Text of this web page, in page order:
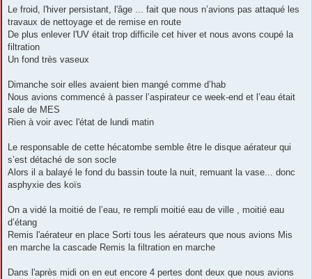
Le froid, l'hiver persistant, l'âge ... fait que nous n’avions pas attaqué les
travaux de nettoyage et de remise en route
De plus enlever l'UV était trop difficile cet hiver et nous avons coupé la
filtration
Un fond très vaseux
Dimanche soir elles avaient bien mangé comme d’hab
Nous avions commencé à passer l’aspirateur ce week-end et l’eau était
sale de MES
Rien à voir avec l'état de lundi matin
Le responsable de cette hécatombe semble être le disque aérateur qui
s’est détaché de son socle
Alors il a balayé le fond du bassin toute la nuit, remuant la vase... donc
asphyxie des koïs
On a vidé la moitié de l’eau, re rempli moitié eau de ville , moitié eau
d’étang
Remis l'aérateur en place Sorti tous les aérateurs que nous avions Mis
en marche la cascade Remis la filtration en marche
Dans l'après midi on en eut encore 4 pertes dont deux que nous avions